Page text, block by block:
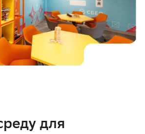
для